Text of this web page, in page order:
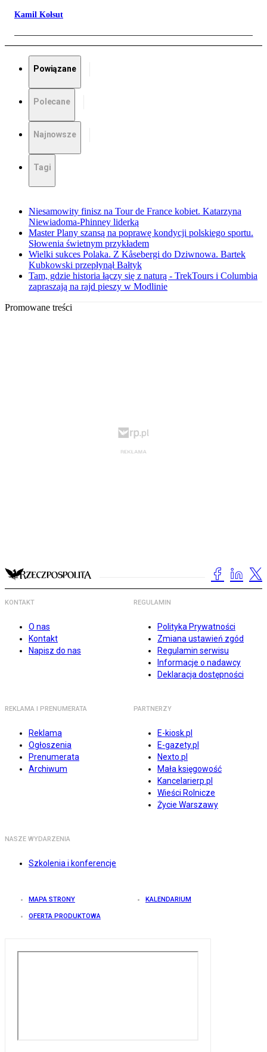
Kamil Kołsut
Powiązane
Polecane
Najnowsze
Tagi
Niesamowity finisz na Tour de France kobiet. Katarzyna
Niewiadoma-Phinney liderką
Master Plany szansą na poprawę kondycji polskiego sportu.
Słowenia świetnym przykładem
Wielki sukces Polaka. Z Kåsebergi do Dziwnowa. Bartek
Kubkowski przepłynął Bałtyk
Tam, gdzie historia łączy się z naturą - TrekTours i Columbia
zapraszają na rajd pieszy w Modlinie
Promowane treści
KONTAKT
O nas
Kontakt
Napisz do nas
REGULAMIN
Polityka Prywatności
Zmiana ustawień zgód
Regulamin serwisu
Informacje o nadawcy
Deklaracja dostępności
REKLAMA I PRENUMERATA
Reklama
Ogłoszenia
Prenumerata
Archiwum
PARTNERZY
E-kiosk.pl
E-gazety.pl
Nexto.pl
Mała księgowość
Kancelarierp.pl
Wieści Rolnicze
Życie Warszawy
NASZE WYDARZENIA
Szkolenia i konferencje
MAPA STRONY KALENDARIUM
OFERTA PRODUKTOWA